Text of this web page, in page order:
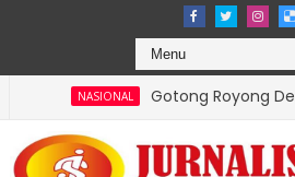
Gotong Royong Demi Setetes